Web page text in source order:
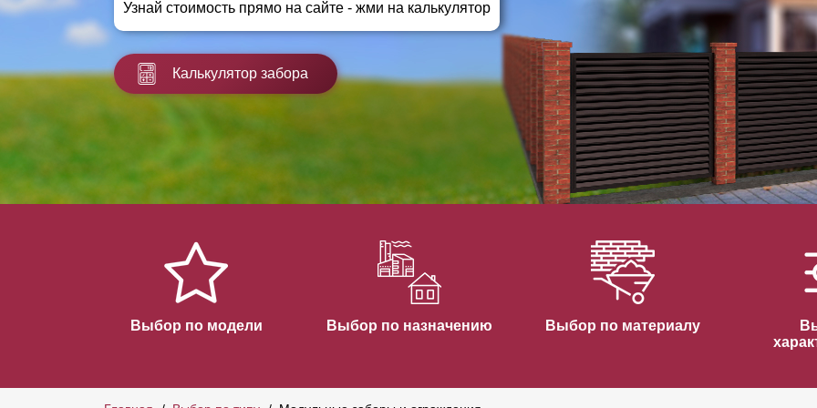
Заборы для дачи
Заборы и ограждения для школ
Забор на участок 10 соток
Горизонтальные заборы
Высокие заборы
Красивые, дизайнерские заборы
ВЫБОР ПО СПОСОБУ МОНТАЖА
Заборы под ключ
Готовые заборы
Быстровозводимые заборы
Узнай стоимость прямо на сайте - жми на калькулятор
Калькулятор забора
Выбор по модели Выбор по назначению Выбор по материалу